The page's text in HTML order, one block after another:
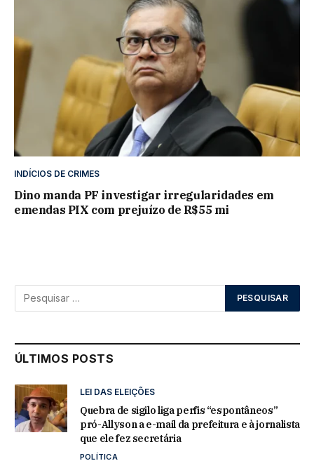
INDÍCIOS DE CRIMES
Dino manda PF investigar irregularidades em
emendas PIX com prejuízo de R$55 mi
ÚLTIMOS POSTS
LEI DAS ELEIÇÕES
Quebra de sigilo liga perfis “espontâneos”
pró-Allyson a e-mail da prefeitura e à jornalista
que ele fez secretária
POLÍTICA